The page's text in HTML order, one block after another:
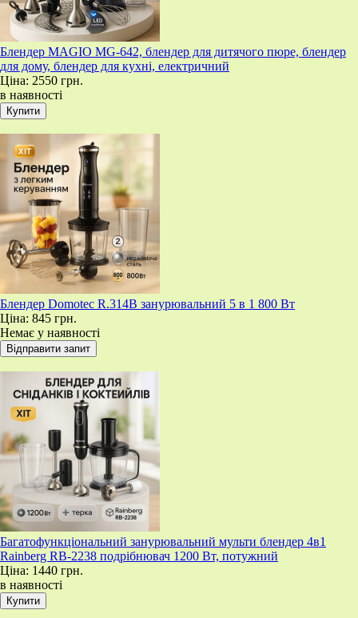
Блендер MAGIO MG-642, блендер для дитячого пюре, блендер
для дому, блендер для кухні, електричний
Ціна: 2550 грн.
в наявності
Блендер Domotec R.314B занурювальний 5 в 1 800 Вт
Ціна: 845 грн.
Немає у наявності
Багатофункціональний занурювальний мульти блендер 4в1
Rainberg RB-2238 подрібнювач 1200 Вт, потужний
Ціна: 1440 грн.
в наявності